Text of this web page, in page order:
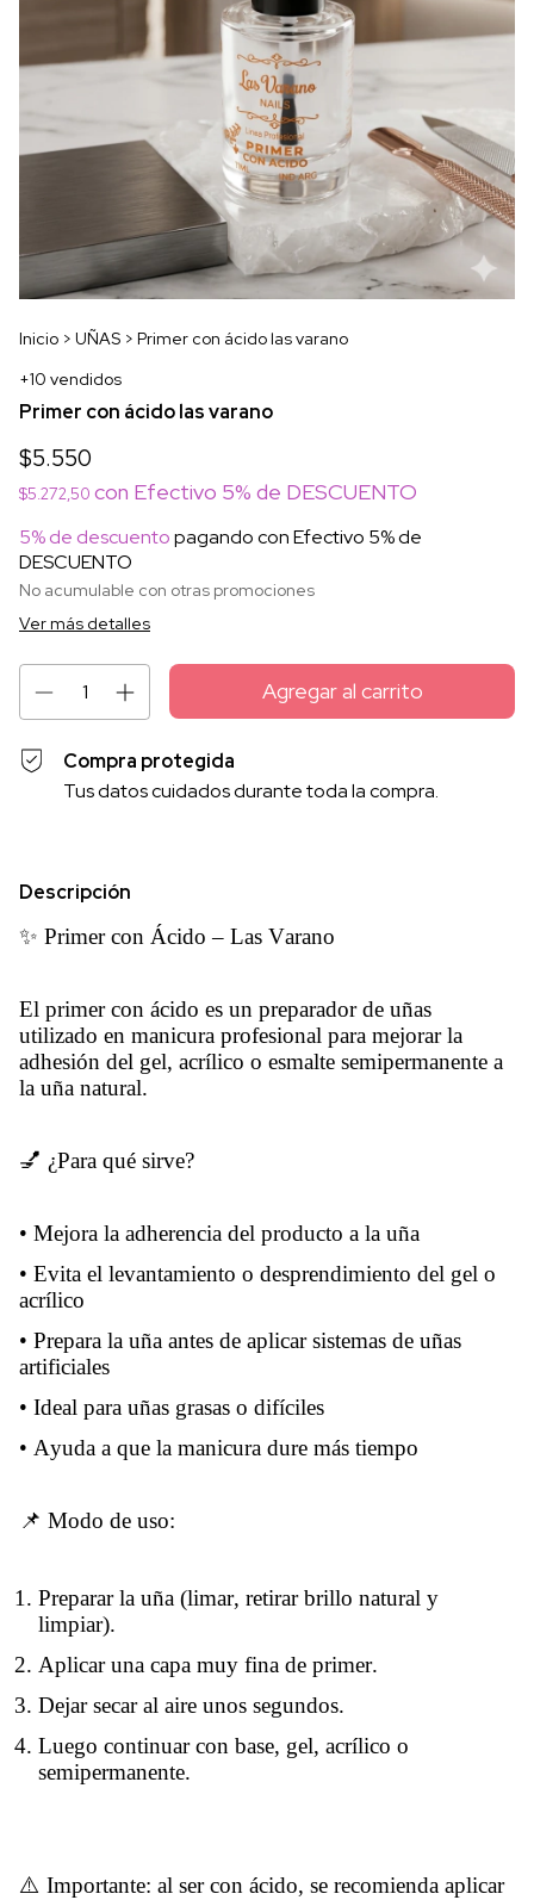
Inicio > UÑAS > Primer con ácido las varano
+10 vendidos
Primer con ácido las varano
$5.550
$5.272,50 con Efectivo 5% de DESCUENTO
5% de descuentopagando con Efectivo 5% de
DESCUENTO
No acumulable con otras promociones
Ver más detalles
Compra protegida
Tus datos cuidados durante toda la compra.
Descripción
✨ Primer con Ácido – Las Varano
El primer con ácido es un preparador de uñas
utilizado en manicura profesional para mejorar la
adhesión del gel, acrílico o esmalte semipermanente a
la uña natural.
💅 ¿Para qué sirve?
• Mejora la adherencia del producto a la uña
• Evita el levantamiento o desprendimiento del gel o
acrílico
• Prepara la uña antes de aplicar sistemas de uñas
artificiales
• Ideal para uñas grasas o difíciles
• Ayuda a que la manicura dure más tiempo
📌 Modo de uso:
Preparar la uña (limar, retirar brillo natural y
limpiar).
Aplicar una capa muy fina de primer.
Dejar secar al aire unos segundos.
Luego continuar con base, gel, acrílico o
semipermanente.
⚠️ Importante: al ser con ácido, se recomienda aplicar